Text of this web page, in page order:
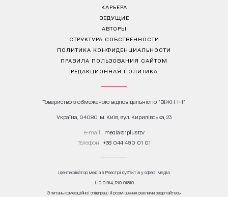
КАРЬЕРА
ВЕДУЩИЕ
АВТОРЫ
СТРУКТУРА СОБСТВЕННОСТИ
ПОЛИТИКА КОНФИДЕНЦИАЛЬНОСТИ
ПРАВИЛА ПОЛЬЗОВАНИЯ САЙТОМ
РЕДАКЦИОННАЯ ПОЛИТИКА
Товариство з обмеженою відповідальністю "ВІЖН 1+1"
Україна, 04080, м. Київ, вул. Кирилівська, 23
е-mail: media@1plus1.tv
Телефон: +38 044 490 01 01
Ідентифікатор медіа в Реєстрі суб’єктів у сфері медіа:
L10-01914, R10-01810
З питань комерційної співпраці й розміщення реклами звертайтесь